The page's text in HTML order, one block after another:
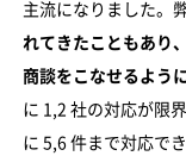
主流になりました。
れてきたこともあり
商談をこなせるよう
に 1,2 社の対応が限
に 5,6 件まで対応で